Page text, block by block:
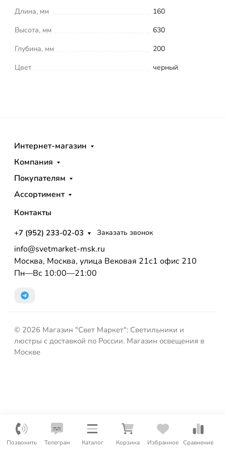
Позвонить Телеграм Каталог Корзина Избранное Сравнение
Длина, мм
160
Высота, мм
630
Глубина, мм
200
Цвет
черный
Интернет-магазин
Компания
Покупателям
Ассортимент
Контакты
+7 (952) 233-02-03 Заказать звонок
info@svetmarket-msk.ru
Москва, Москва, улица Вековая 21с1 офис 210
Пн—Вс 10:00—21:00
© 2026 Магазин "Свет Маркет": Светильники и
люстры с доставкой по России. Магазин освещения в
Москве